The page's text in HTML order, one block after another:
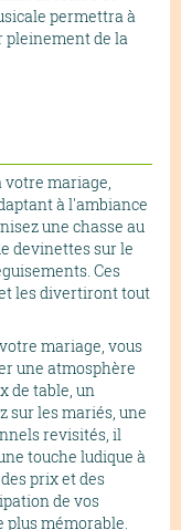
permettra à
pleinement de la
votre mariage,
à l'ambiance
une chasse au
devinettes sur le
Ces
les divertiront tout
mariage, vous
une atmosphère
de table, un
sur les mariés, une
revisités, il
touche ludique à
prix et des
de vos
plus mémorable.